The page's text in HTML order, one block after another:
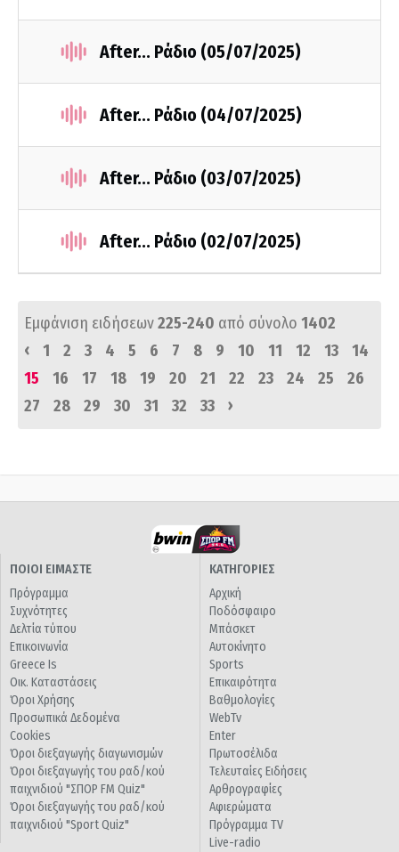
After... Ράδιο (05/07/2025)
After... Ράδιο (04/07/2025)
After... Ράδιο (03/07/2025)
After... Ράδιο (02/07/2025)
Εμφάνιση ειδήσεων225-240 από σύνολο 1402
‹
1 2 3 4 5 6 7 8 9 10 11 12 13
14
15
16 17 18 19 20 21 22 23 24 25
26
27
28 29 30 31 32 33 ›
ΠΟΙΟΙ ΕΙΜΑΣΤΕ
Πρόγραμμα
Συχνότητες
Δελτία τύπου
Επικοινωνία
Greece Is
Οικ. Καταστάσεις
Όροι Χρήσης
Προσωπικά Δεδομένα
Cookies
Όροι διεξαγωγής διαγωνισμών
Όροι διεξαγωγής του ραδ/κού
παιχνιδιού "ΣΠΟΡ FM Quiz"
Όροι διεξαγωγής του ραδ/κού
παιχνιδιού "Sport Quiz"
ΚΑΤΗΓΟΡΙΕΣ
Αρχική
Ποδόσφαιρο
Μπάσκετ
Αυτοκίνητο
Sports
Επικαιρότητα
Βαθμολογίες
WebTv
Enter
Πρωτοσέλιδα
Τελευταίες Ειδήσεις
Αρθρογραφίες
Αφιερώματα
Πρόγραμμα TV
Live-radio